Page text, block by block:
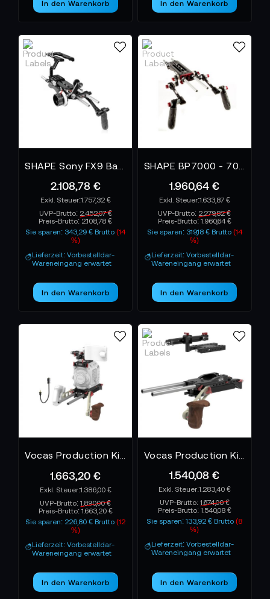
Präzision gefordert sind. Es verbindet ergonomische
Stativ zu wechseln, ohne das Rig neu konfigurieren
zu müssen. So bleibt die Kamera immer dort, wo sie
gebraucht wird: einsatzbereit und stabil geführt.
In den Warenkorb In den Warenkorb
2.108,78 €
1.757,32 €
UVP-Brutto: 2.452,07 €
Preis-Brutto: 2.108,78 €
Sie sparen: 343,29 € Brutto(14
%)
Lieferzeit: Vorbestelldar-
Wareneingang erwartet
In den Warenkorb
1.960,64 €
1.633,87 €
UVP-Brutto: 2.279,82 €
Preis-Brutto: 1.960,64 €
Sie sparen: 319,18 € Brutto (14
%)
Lieferzeit: Vorbestelldar-
Wareneingang erwartet
In den Warenkorb
1.663,20 €
1.386,00 €
UVP-Brutto:1.890,00 €
Preis-Brutto: 1.663,20 €
Sie sparen: 226,80 € Brutto(12
%)
Lieferzeit: Vorbestelldar-
Wareneingang erwartet
In den Warenkorb
1.540,08 €
1.283,40 €
UVP-Brutto: 1.674,00 €
Preis-Brutto: 1.540,08 €
Sie sparen: 133,92 € Brutto(8
%)
Lieferzeit: Vorbestelldar-
Wareneingang erwartet
In den Warenkorb